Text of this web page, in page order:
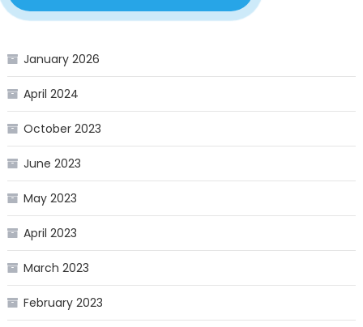
January 2026
April 2024
October 2023
June 2023
May 2023
April 2023
March 2023
February 2023